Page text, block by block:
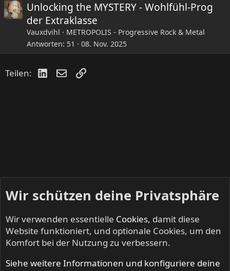
Unlocking the MYSTERY - Wohlfühl-Prog
der Extraklasse
Vauxdvihl
METROPOLIS - Progressive Rock & Metal
Antworten 51 08. Nov. 2025
Teilen: LinkedIn
E-MailLink
NO SLEEP TILL LIVE - Festivals & Open Airs
Wir schützen deine Privatsphäre
Wir verwenden essentielle Cookies, damit diese
Website funktioniert, und optionale Cookies, um den
Komfort bei der Nutzung zu verbessern.
Siehe weitere Informationen und konfiguriere deine